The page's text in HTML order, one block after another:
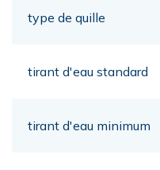
type de quille
tirant d'eau standard
tirant d'eau minimum